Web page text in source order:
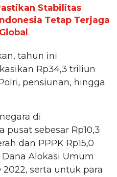
Stabilitas
Tetap Terjaga
tahun ini
Rp34,3 triliun
pensiunan, hingga
di
sebesar Rp10,3
dan PPPK Rp15,0
Alokasi Umum
serta untuk para